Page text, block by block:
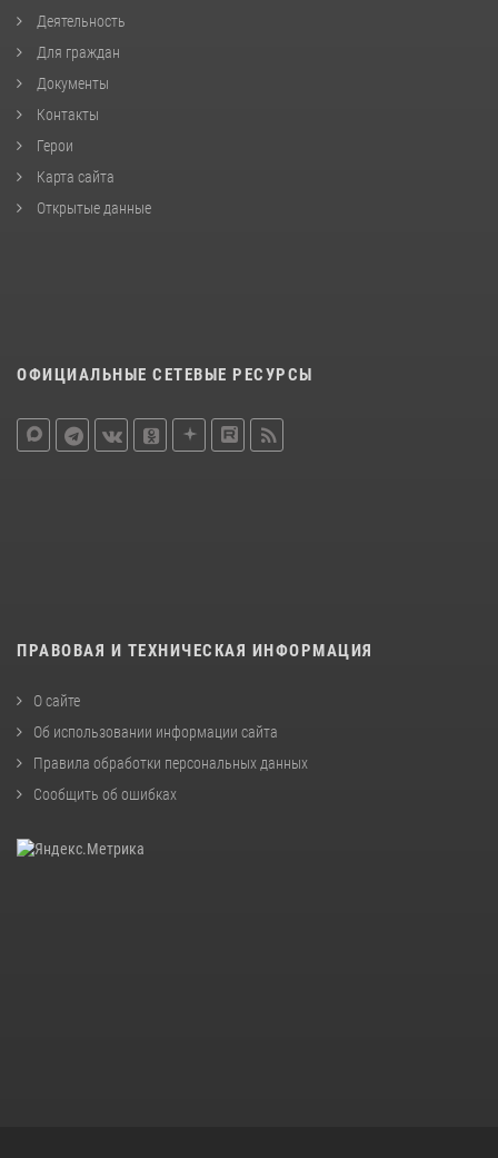
Деятельность
Для граждан
Документы
Контакты
Герои
Карта сайта
Открытые данные
ОФИЦИАЛЬНЫЕ СЕТЕВЫЕ РЕСУРСЫ
ПРАВОВАЯ И ТЕХНИЧЕСКАЯ ИНФОРМАЦИЯ
О сайте
Об использовании информации сайта
Правила обработки персональных данных
Сообщить об ошибках